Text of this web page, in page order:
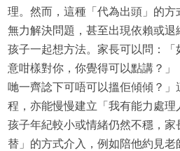
理。然而，這種「代為出頭」的方
無力解決問題，甚至出現依賴或
孩子一起想方法。家長可以問：
意咁樣對你，你覺得可以點講？
哋一齊諗下可唔可以搵佢傾傾？
程，亦能慢慢建立「我有能力處
孩子年紀較小或情緒仍然不穩，
替」的方式介入，例如陪他約見